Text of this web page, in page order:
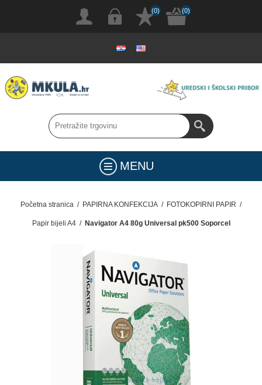
(0) (0)
MENU
Početna stranica / PAPIRNA KONFEKCIJA / FOTOKOPIRNI PAPIR /
Papir bijeli A4 / Navigator A4 80g Universal pk500 Soporcel